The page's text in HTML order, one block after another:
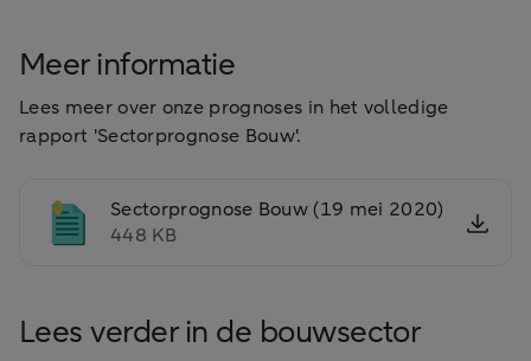
Meer informatie
Lees meer over onze prognoses in het volledige
rapport 'Sectorprognose Bouw'.
Sectorprognose Bouw (19 mei 2020)
448 KB
Lees verder in de bouwsector